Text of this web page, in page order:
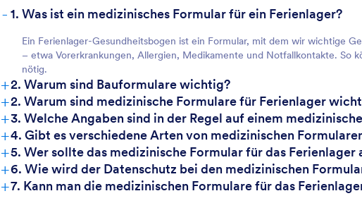
- 1. Was ist ein medizinisches Formular für ein Ferienlager?
Ein Ferienlager-Gesundheitsbogen ist ein Formular, mit dem wir wichtige
– etwa Vorerkrankungen, Allergien, Medikamente und Notfallkontakte. So
nötig.
+2. Warum sind Bauformulare wichtig?
+2. Warum sind medizinische Formulare für Ferienlager
+3. Welche Angaben sind in der Regel auf einem
+4. Gibt es verschiedene Arten von medizinischen
+5. Wer sollte das medizinische Formular für das Ferienlager
+6. Wie wird der Datenschutz bei den medizinischen
+7. Kann man die medizinischen Formulare für das